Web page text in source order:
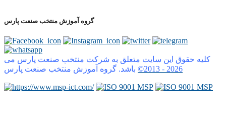
گروه آموزش منتخب صنعت پارس
کلیه حقوق این سایت متعلق به شرکت منتخب صنعت پارس می
©2013 - 2026